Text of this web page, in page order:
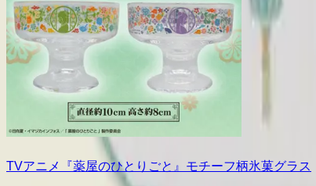
TVアニメ『薬屋のひとりごと』モチーフ柄氷菓グラス